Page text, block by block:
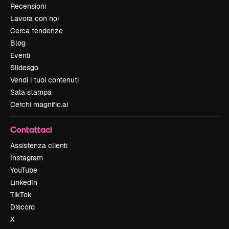
Recensioni
Lavora con noi
Cerca tendenze
Blog
Eventi
Slidesgo
Vendi i tuoi contenuti
Sala stampa
Cerchi magnific.ai
Contattaci
Assistenza clienti
Instagram
YouTube
LinkedIn
TikTok
Discord
X